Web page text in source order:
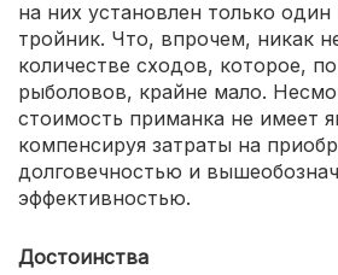
на них установлен только
тройник. Что, впрочем, никак
количестве сходов, которое,
рыболовов, крайне мало.
стоимость приманка не имеет
компенсируя затраты на
долговечностью и
эффективностью.
Достоинства